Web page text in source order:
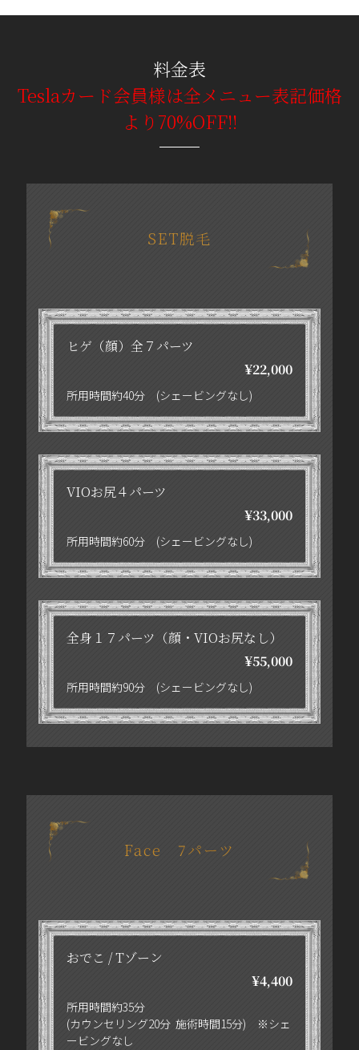
料金表
Teslaカード会員様は全メニュー表記価格
より70%OFF!!
SET脱毛
ヒゲ（顔）全７パーツ
¥22,000
所用時間約40分 (シェービングなし)
VIOお尻４パーツ
¥33,000
所用時間約60分 (シェービングなし)
全身１７パーツ（顔・VIOお尻なし）
¥55,000
所用時間約90分 (シェービングなし)
Face 7パーツ
おでこ / Tゾーン
¥4,400
所用時間約35分
(カウンセリング20分 施術時間15分) ※シェ
ービングなし